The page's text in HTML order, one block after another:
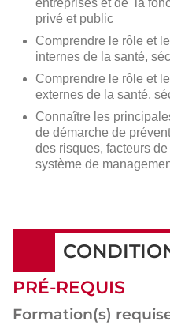
entreprises et de la
privé et public
Comprendre le rôle et
internes de la santé,
Comprendre le rôle et
externes de la santé,
Connaître les
de démarche de
des risques, facteurs
système de
PRÉ-REQUIS
Formation(s)